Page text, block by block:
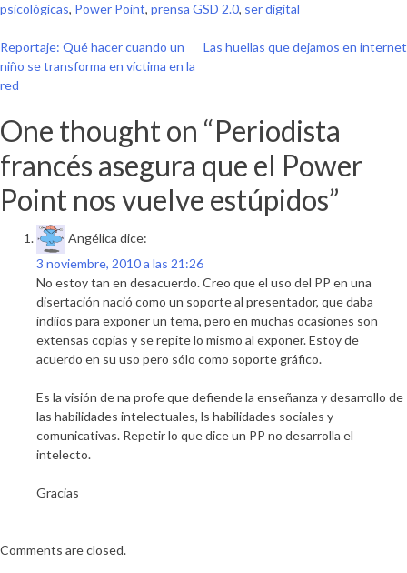
psicológicas, Power Point, prensa GSD 2.0, ser digital
Navegación
de
entradas
Reportaje: Qué hacer cuando un
niño se transforma en víctima en la
red
Las huellas que dejamos en internet
One thought on “Periodista
francés asegura que el Power
Point nos vuelve estúpidos”
Angélica dice:
3 noviembre, 2010 a las 21:26
No estoy tan en desacuerdo. Creo que el uso del PP en una
disertación nació como un soporte al presentador, que daba
indiios para exponer un tema, pero en muchas ocasiones son
extensas copias y se repite lo mismo al exponer. Estoy de
acuerdo en su uso pero sólo como soporte gráfico.
Es la visión de na profe que defiende la enseñanza y desarrollo de
las habilidades intelectuales, ls habilidades sociales y
comunicativas. Repetir lo que dice un PP no desarrolla el
intelecto.
Gracias
Comments are closed.